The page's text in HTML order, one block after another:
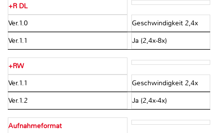
+R DL
Ver.1.0 Geschwindigkeit 2,4x
Ver.1.1 Ja (2,4x-8x)
+RW
Ver.1.1 Geschwindigkeit 2,4x
Ver.1.2 Ja (2,4x-4x)
Aufnahmeformat